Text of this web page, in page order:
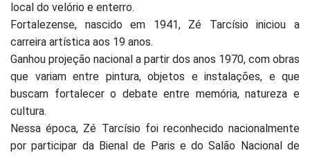
local do velório e enterro.
Fortalezense, nascido em 1941, Zé Tarcísio iniciou a
carreira artística aos 19 anos.
Ganhou projeção nacional a partir dos anos 1970, com obras
que variam entre pintura, objetos e instalações, e que
buscam fortalecer o debate entre memória, natureza e
cultura.
Nessa época, Zé Tarcísio foi reconhecido nacionalmente
por participar da Bienal de Paris e do Salão Nacional de